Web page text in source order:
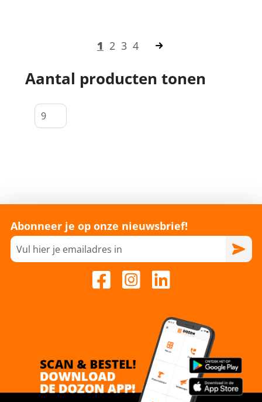
1 2 3 4
Aantal producten tonen
Abonneer je op onze nieuwsbrief!